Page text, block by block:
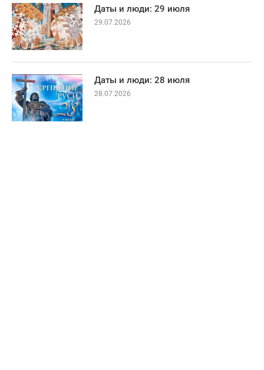
Даты и люди: 29 июля
29.07.2026
Даты и люди: 28 июля
28.07.2026